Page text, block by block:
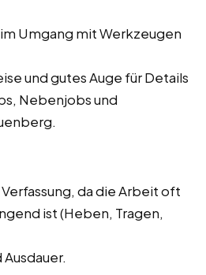
Umgang mit Werkzeugen
und gutes Auge für Details
Nebenjobs und
da die Arbeit oft
ist (Heben, Tragen,